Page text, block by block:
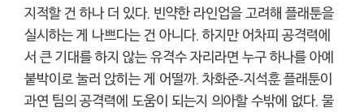
지적할 건 하나 더 있다. 빈약한 라인업을 고려해 플래툰을
실시하는 게 나쁘다는 건 아니다. 하지만 어차피 공격력에
서 큰 기대를 하지 않는 유격수 자리라면 누구 하나를 아예
붙박이로 눌러 앉히는 게 어떨까. 차화준-지석훈 플래툰이
과연 팀의 공격력에 도움이 되는지 의아할 수밖에 없다. 물